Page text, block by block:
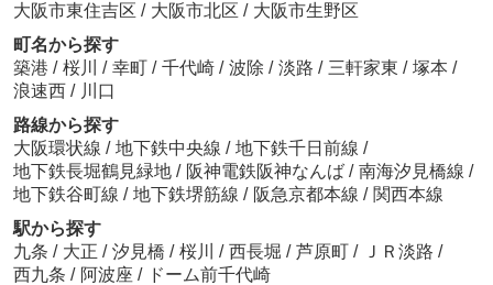
大阪市東住吉区 / 大阪市北区 / 大阪市生野区
町名から探す
築港 / 桜川 / 幸町 / 千代崎 / 波除 / 淡路 / 三軒家東 / 塚本 /
浪速西 / 川口
路線から探す
大阪環状線 / 地下鉄中央線 / 地下鉄千日前線 /
地下鉄長堀鶴見緑地 / 阪神電鉄阪神なんば / 南海汐見橋線 /
地下鉄谷町線 / 地下鉄堺筋線 / 阪急京都本線 / 関西本線
駅から探す
九条 / 大正 / 汐見橋 / 桜川 / 西長堀 / 芦原町 / ＪＲ淡路 /
西九条 / 阿波座 / ドーム前千代崎